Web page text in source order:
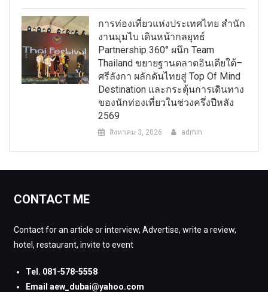
การท่องเที่ยวแห่งประเทศไทย สำนัก
งานมุมไบ เดินหน้ากลยุทธ์
Partnership 360° ผนึก Team
Thailand ขยายฐานตลาดอินเดียใต้–
ศรีลังกา ผลักดันไทยสู่ Top Of Mind
Destination และกระตุ้นการเดินทาง
ของนักท่องเที่ยวในช่วงครึ่งปีหลัง
2569
สิงหาคม 3, 2026 admin
CONTACT ME
Contact for an article or interview, Advertise, write a review,
hotel, restaurant, invite to event
Tel. 081-578-5558
Email aew_dubai@yahoo.com